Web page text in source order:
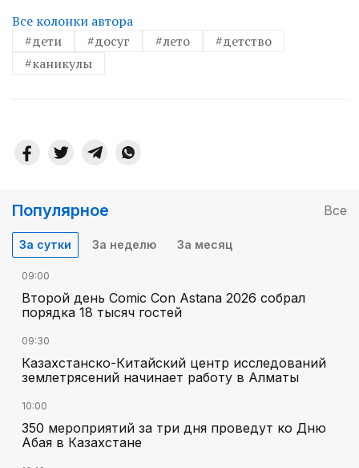
Все колонки автора
#дети
#досуг #лето
#детство
#каникулы
Популярное Все
За сутки За неделю За месяц
09:00
Второй день Comic Con Astana 2026 собрал
порядка 18 тысяч гостей
09:30
Казахстанско-Китайский центр исследований
землетрясений начинает работу в Алматы
10:00
350 мероприятий за три дня проведут ко Дню
Абая в Казахстане